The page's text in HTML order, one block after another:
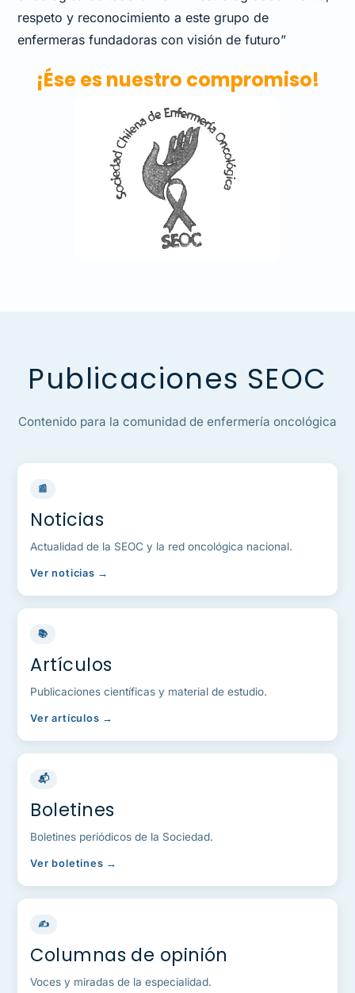
respeto y reconocimiento a este grupo de
enfermeras fundadoras con visión de futuro”
¡Ése es nuestro compromiso!
Publicaciones SEOC
Contenido para la comunidad de enfermería oncológica
📰
Noticias
Actualidad de la SEOC y la red oncológica nacional.
Ver noticias →
📚
Artículos
Publicaciones científicas y material de estudio.
Ver artículos →
📬
Boletines
Boletines periódicos de la Sociedad.
Ver boletines →
✍️
Columnas de opinión
Voces y miradas de la especialidad.